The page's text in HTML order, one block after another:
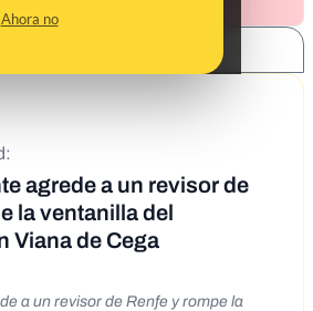
Ahora no
agrede a un revisor de
la ventanilla del
Viana de Cega
a un revisor de Renfe y rompe la